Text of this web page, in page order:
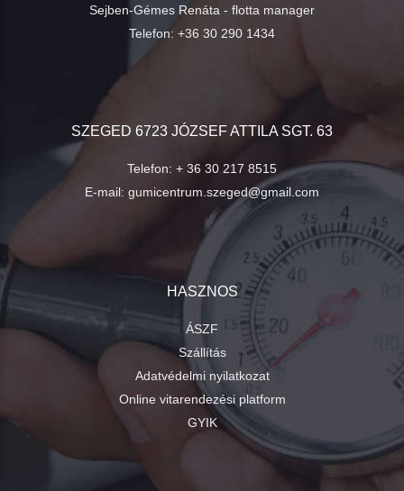
Sejben-Gémes Renáta - flotta manager
Telefon: +36 30 290 1434
SZEGED 6723 JÓZSEF ATTILA SGT. 63
Telefon: + 36 30 217 8515
E-mail: gumicentrum.szeged@gmail.com
HASZNOS
ÁSZF
Szállítás
Adatvédelmi nyilatkozat
Online vitarendezési platform
GYIK